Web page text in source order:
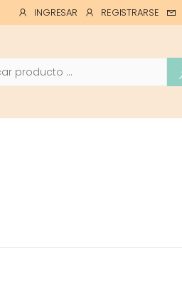
INGRESAR REGISTRARSE